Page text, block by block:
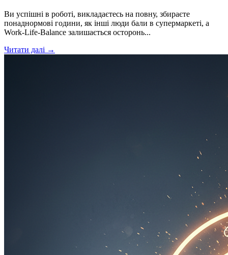
Ви успішні в роботі, викладаєтесь на повну, збираєте
понаднормові години, як інші люди бали в супермаркеті, а
Work-Life-Balance залишається осторонь...
Читати далі →